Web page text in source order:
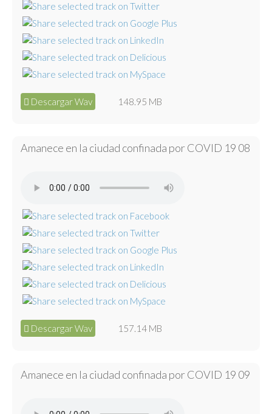
Descargar Wav 148.95 MB
Amanece en la ciudad confinada por COVID 19 08
Descargar Wav 157.14 MB
Amanece en la ciudad confinada por COVID 19 09